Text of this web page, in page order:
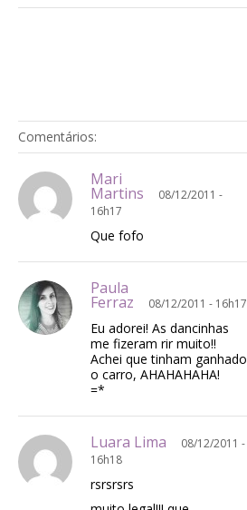
Comentários:
Mari
Martins
08/12/2011 -
16h17
Que fofo
Paula
Ferraz 08/12/2011 - 16h17
Eu adorei! As dancinhas
me fizeram rir muito!!
Achei que tinham ganhado
o carro, AHAHAHAHA!
=*
Luara Lima
08/12/2011 -
16h18
rsrsrsrs